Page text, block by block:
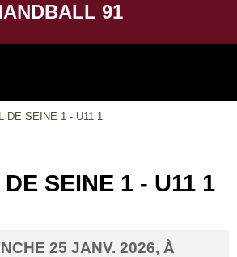
91
DE SEINE 1 - U11 1
SEINE 1 - U11 1
25 JANV. 2026, À